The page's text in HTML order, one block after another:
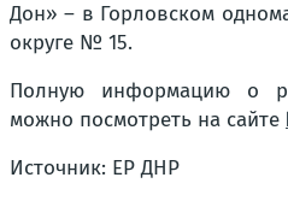
Дон» – в Горловском
округе № 15.
Полную информацию о
можно посмотреть на сайте
Источник: ЕР ДНР